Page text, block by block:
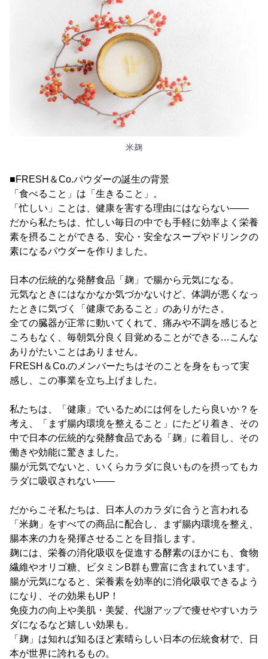
米麹
■FRESH＆Co.パウダーの誕生の背景
「食べること」は「生きること」。
「忙しい」ことは、健康を害する理由にはならない――
だから私たちは、忙しい毎日の中でも手軽に効率よく栄養
素を摂ることができる、安心・安全なスープやドリンクの
素になるパウダーを作りました。
日本の伝統的な発酵食品「麹」で腸から元気になる。
元気なときにはなかなか気づかないけど、体調が悪くなっ
たときに気づく「健康であること」のありがたさ。
全ての臓器が正常に動いてくれて、痛みや不調を感じると
ころもなく、毎朝気分良く目覚めることができる…こんな
ありがたいことはありません。
FRESH＆Co.のメンバーたちはそのことを身をもって実
感し、この事業を立ち上げました。
私たちは、「健康」でいるためには何をしたら良いか？を
考え、「まず腸内環境を整えること」にたどり着き、その
中で日本の伝統的な発酵食品である「麹」に着目し、その
働きや効能に驚きました。
腸が元気でないと、いくらカラダに良いものを摂ってもカ
ラダに吸収されない――
だからこそ私たちは、日本人のカラダに合うと言われる
「米麹」をすべての商品に配合し、まず腸内環境を整え、
腸本来の力を発揮させることを目指します。
麹には、栄養の消化吸収を促進する酵素のほかにも、食物
繊維やオリゴ糖、ビタミンB群も豊富に含まれています。
腸が元気になると、栄養素を効率的に消化吸収できるよう
になり、その効果もUP！
免疫力の向上や美肌・美髪、代謝アップで痩せやすいカラ
ダになるなど嬉しい効果も。
「麹」は知れば知るほど素晴らしい日本の伝統食材で、日
本が世界に誇れるもの。